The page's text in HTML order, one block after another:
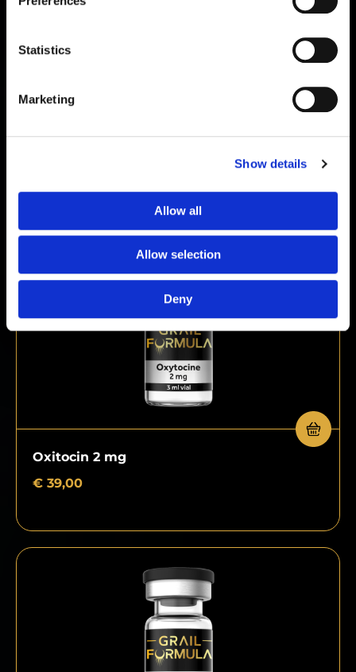
Statistics
Marketing
Show details
Allow all
Allow selection
Deny
Oxitocin 2 mg
€ 39,00